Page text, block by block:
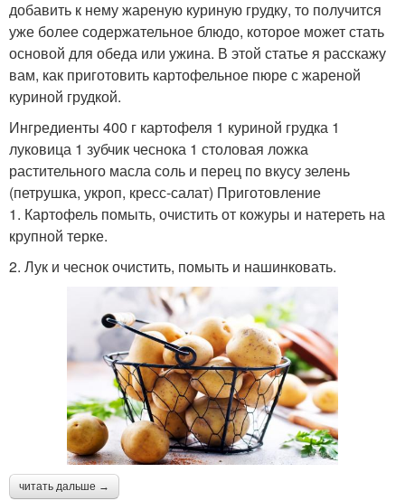
добавить к нему жареную куриную грудку, то получится
уже более содержательное блюдо, которое может стать
основой для обеда или ужина. В этой статье я расскажу
вам, как приготовить картофельное пюре с жареной
куриной грудкой.
Ингредиенты 400 г картофеля 1 куриной грудка 1
луковица 1 зубчик чеснока 1 столовая ложка
растительного масла соль и перец по вкусу зелень
(петрушка, укроп, кресс-салат) Приготовление
1. Картофель помыть, очистить от кожуры и натереть на
крупной терке.
2. Лук и чеснок очистить, помыть и нашинковать.
читать дальше →